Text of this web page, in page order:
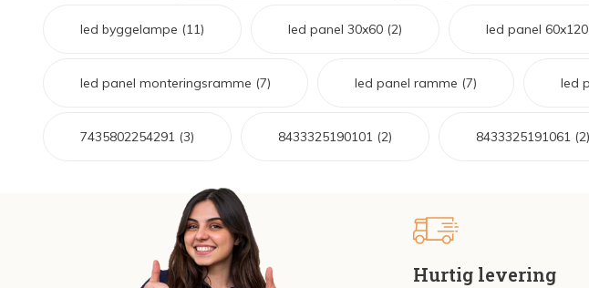
LED-strips og LED Lysslanger
led byggelampe (11) led panel 30x60 (2) led panel 60x120
led panel monteringsramme (7) led panel ramme (7) led
7435802254291 (3) 8433325190101 (2) 8433325191061 (2)
Hurtig levering